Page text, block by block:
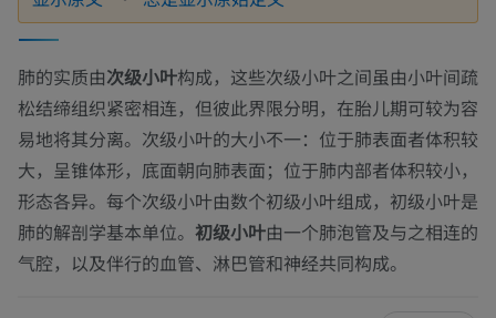
肺的实质由次级小叶构成，这些次级小叶之间虽由小叶间疏
松结缔组织紧密相连，但彼此界限分明，在胎儿期可较为容
易地将其分离。次级小叶的大小不一：位于肺表面者体积较
大，呈锥体形，底面朝向肺表面；位于肺内部者体积较小，
形态各异。每个次级小叶由数个初级小叶组成，初级小叶是
肺的解剖学基本单位。 初级小叶由一个肺泡管及与之相连的
气腔，以及伴行的血管、淋巴管和神经共同构成。